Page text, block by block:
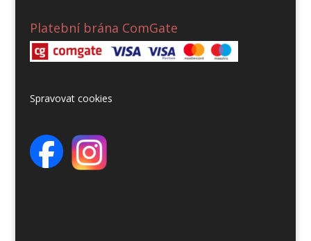
Platební brána ComGate
Spravovat cookies